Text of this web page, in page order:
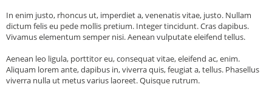
In enim justo, rhoncus ut, imperdiet a, venenatis vitae, justo. Nullam
dictum felis eu pede mollis pretium. Integer tincidunt. Cras dapibus.
Vivamus elementum semper nisi. Aenean vulputate eleifend tellus.
Aenean leo ligula, porttitor eu, consequat vitae, eleifend ac, enim.
Aliquam lorem ante, dapibus in, viverra quis, feugiat a, tellus. Phasellus
viverra nulla ut metus varius laoreet. Quisque rutrum.